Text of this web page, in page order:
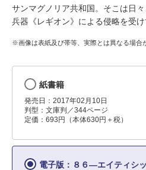
サンマグノリア共和国。そこは日
兵器《レギオン》による侵略を受け
※画像は表紙及び帯等、実際とは異なる場合
紙書籍
発売日：2017年02月10日
判型：文庫判／344ページ
定価：693円（本体630円＋税）
電子版：８６―エイティシ